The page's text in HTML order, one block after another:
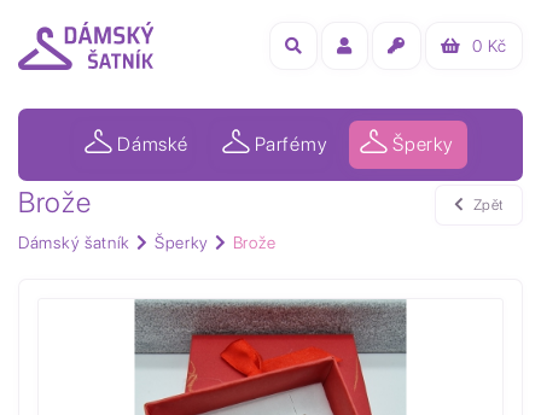
0 Kč
Dámské Parfémy Šperky
Brože
Dámský šatník Šperky Brože
Zpět